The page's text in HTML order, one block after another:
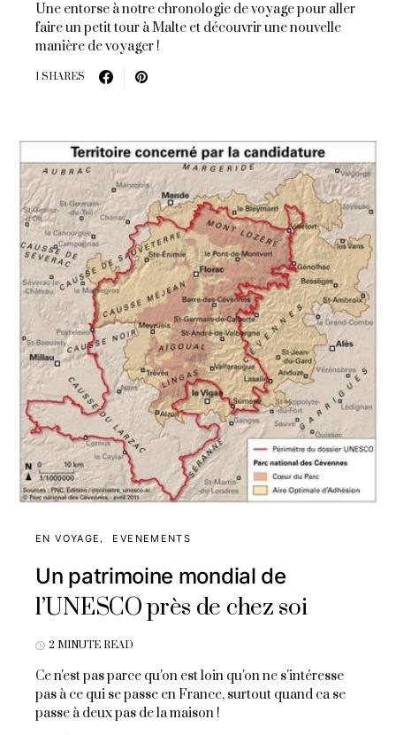
Une entorse à notre chronologie de voyage pour aller
faire un petit tour à Malte et découvrir une nouvelle
manière de voyager !
1 SHARES
EN VOYAGE EVENEMENTS
Un patrimoine mondial de
l’UNESCO près de chez soi
2 MINUTE READ
Ce n'est pas parce qu'on est loin qu'on ne s'intéresse
pas à ce qui se passe en France, surtout quand ca se
passe à deux pas de la maison !